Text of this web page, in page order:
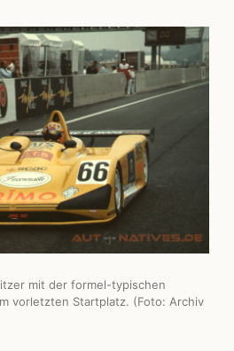
mit der formel-typischen
vorletzten Startplatz. (Foto: Archiv